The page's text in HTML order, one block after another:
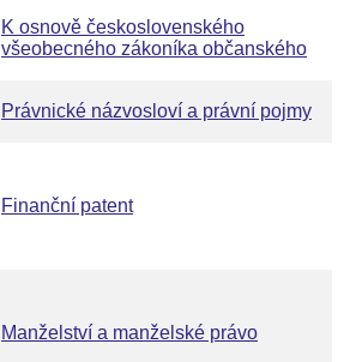
K osnově československého
všeobecného zákoníka občanského
Právnické názvosloví a právní pojmy
Finanční patent
Manželství a manželské právo